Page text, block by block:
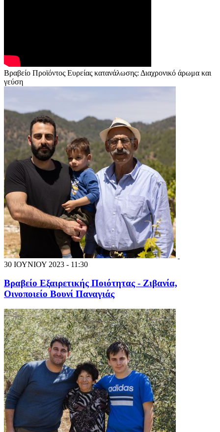
Βραβείο Προϊόντος Ευρείας κατανάλωσης: Διαχρονικό άρωμα και
γεύση
30 ΙΟΥΝΙΟΥ 2023 - 11:30
Βραβείο Εξαιρετικής Ποιότητας - Ζιβανία,
Οινοποιείο Βουνί Παναγιάς